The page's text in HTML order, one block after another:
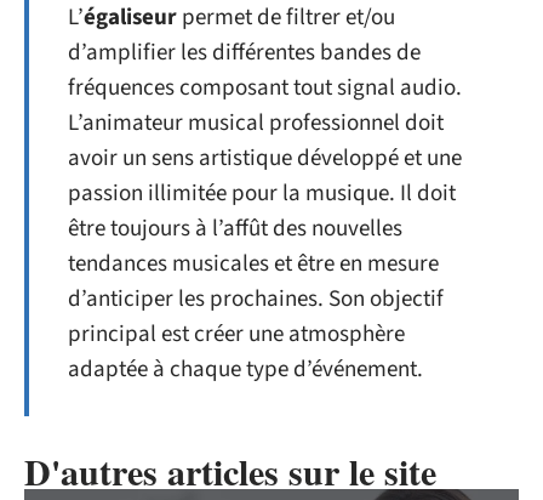
L’égaliseurpermet de filtrer et/ou
d’amplifier les différentes bandes de
fréquences composant tout signal audio.
L’animateur musical professionnel doit
avoir un sens artistique développé et une
passion illimitée pour la musique. Il doit
être toujours à l’affût des nouvelles
tendances musicales et être en mesure
d’anticiper les prochaines. Son objectif
principal est créer une atmosphère
adaptée à chaque type d’événement.
D'autres articles sur le site